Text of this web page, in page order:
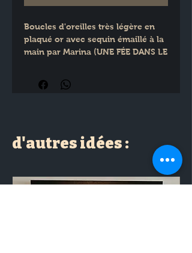
Boucles d'oreilles très légère en
plaqué or avec sequin émaillé à la
main par Marina (UNE FÉE DANS LE
Longueur 5.5 cm
d'autres idées :